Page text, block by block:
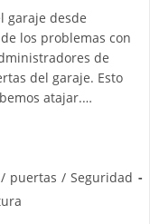
garaje desde
los problemas con
de
del garaje. Esto
atajar.…
/ puertas / Seguridad